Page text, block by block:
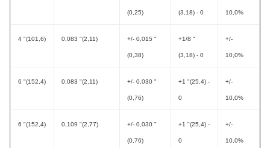
(0,25) (3,18) - 0 10,0%
4 "(101,6) 0,083 "(2,11) +/- 0,015 "
(0,38)
+1/8 "
(3,18) - 0
+/-
10,0%
6 "(152,4) 0,083 "(2,11) +/- 0,030 "
(0,76)
+1 "(25,4) -
0
+/-
10,0%
6 "(152,4) 0,109 "(2,77) +/- 0,030 "
(0,76)
+1 "(25,4) -
0
+/-
10,0%